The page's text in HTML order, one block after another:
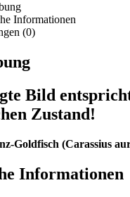
Informationen
(0)
Bild
Zustand!
Goldfisch (Carassius
Informationen